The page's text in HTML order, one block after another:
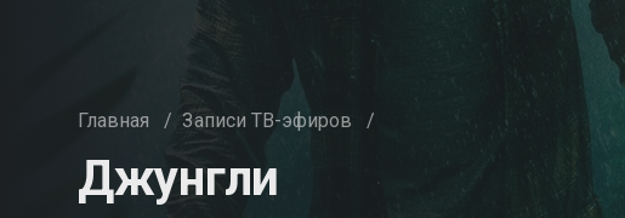
Главная / Записи ТВ-эфиров /
Джунгли